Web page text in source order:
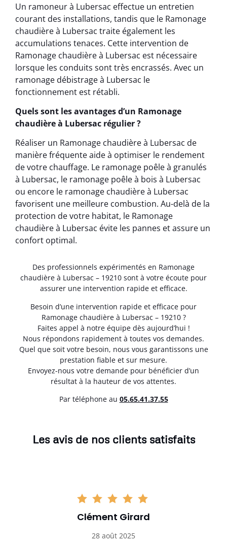
Un ramoneur à Lubersac effectue un entretien
courant des installations, tandis que le Ramonage
chaudière à Lubersac traite également les
accumulations tenaces. Cette intervention de
Ramonage chaudière à Lubersac est nécessaire
lorsque les conduits sont très encrassés. Avec un
ramonage débistrage à Lubersac le
fonctionnement est rétabli.
Quels sont les avantages d’un Ramonage
chaudière à Lubersac régulier ?
Réaliser un Ramonage chaudière à Lubersac de
manière fréquente aide à optimiser le rendement
de votre chauffage. Le ramonage poêle à granulés
à Lubersac, le ramonage poêle à bois à Lubersac
ou encore le ramonage chaudière à Lubersac
favorisent une meilleure combustion. Au-delà de la
protection de votre habitat, le Ramonage
chaudière à Lubersac évite les pannes et assure un
confort optimal.
Des professionnels expérimentés en Ramonage
chaudière à Lubersac – 19210 sont à votre écoute pour
assurer une intervention rapide et efficace.
Besoin d’une intervention rapide et efficace pour
Ramonage chaudière à Lubersac – 19210 ?
Faites appel à notre équipe dès aujourd’hui !
Nous répondons rapidement à toutes vos demandes.
Quel que soit votre besoin, nous vous garantissons une
prestation fiable et sur mesure.
Envoyez-nous votre demande pour bénéficier d’un
résultat à la hauteur de vos attentes.
Par téléphone au 05.65.41.37.55
Les avis de nos clients satisfaits
Clément Girard
28 août 2025